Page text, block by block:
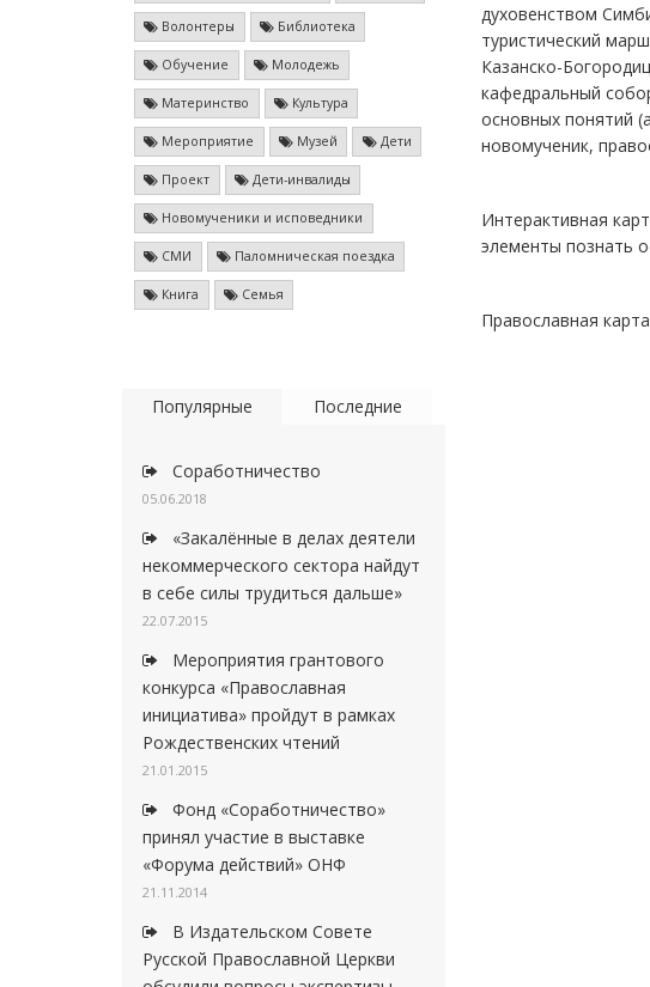
Волонтеры Библиотека
Обучение Молодежь
Материнство Культура
Мероприятие Музей Дети
Проект Дети-инвалиды
Новомученики и исповедники
СМИ Паломническая поездка
Книга Семья
Популярные Последние
Соработничество
05.06.2018
«Закалённые в делах деятели
некоммерческого сектора найдут
в себе силы трудиться дальше»
22.07.2015
Мероприятия грантового
конкурса «Православная
инициатива» пройдут в рамках
Рождественских чтений
21.01.2015
Фонд «Соработничество»
принял участие в выставке
«Форума действий» ОНФ
21.11.2014
В Издательском Совете
Русской Православной Церкви
духовенством
туристический
Казанско-
кафедральный
основных понятий
новомученик,
Интерактивная
элементы познать
Православная